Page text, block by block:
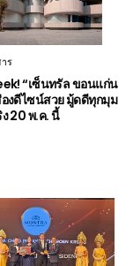
ร
“เซ็นทรัล ขอนแก่น
งดีไซน์สวย มู้ดดีทุกมุม
20 พ.ค. นี้